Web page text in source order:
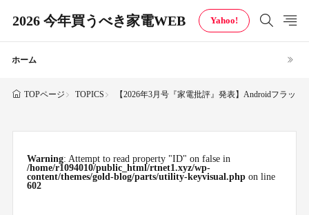
2026 今年買うべき家電WEB Yahoo!
ホーム
TOPページ TOPICS 【2026年3月号『家電批評』発表】Androidフラッ
Warning: Attempt to read property "ID" on false in
/home/r1094010/public_html/rtnet1.xyz/wp-
content/themes/gold-blog/parts/utility-keyvisual.phpon line
602